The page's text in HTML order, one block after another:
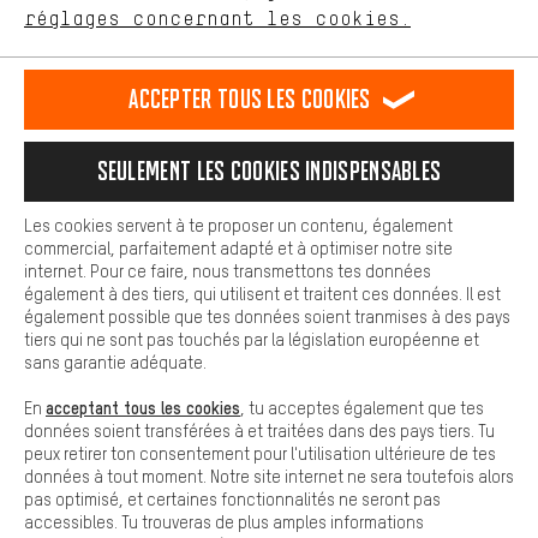
français english
EN Deutsch español
RÉSILIER LE CONTRAT Communauté d'Aix-la-Chapelle
Programme d'affiliation Mentions Légales Protection des données
Conditions générales de vente Plateforme d'Alerte
Reprise des batteries Corepile Paramètres de cookies
Modifier le contraste
Tous les prix s'entendent en euros (MwSt hors) plus les
frais de portpour la livraison versÉtats-Unis.
réglages concernant les cookies.
est plus confortable. Avec les cookies de confort, nous
Nous pouvons ainsi mettre à ta disposition d'autres contenus et
informations utiles. De plus, tu as la possibilité d'utiliser des
facilement les bons produits. Par exemple, nous proposons une
facilement aux questions.
Cookies de base
Les cookies de base garantissent que tu puisses utiliser les
fonctions de notre site web.
Accepter tous les cookies
Seulement les cookies indispensables
Les cookies servent à te proposer un contenu, également
commercial, parfaitement adapté et à optimiser notre site
internet. Pour ce faire, nous transmettons tes données
également à des tiers, qui utilisent et traitent ces données. Il est
également possible que tes données soient tranmises à des pays
tiers qui ne sont pas touchés par la législation européenne et
sans garantie adéquate.
En acceptant tous les cookies , tu acceptes également que tes
données soient transférées à et traitées dans des pays tiers. Tu
peux retirer ton consentement pour l'utilisation ultérieure de tes
données à tout moment. Notre site internet ne sera toutefois alors
pas optimisé, et certaines fonctionnalités ne seront pas
accessibles. Tu trouveras de plus amples informations